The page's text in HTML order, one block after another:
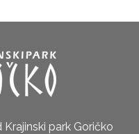
park Goričko